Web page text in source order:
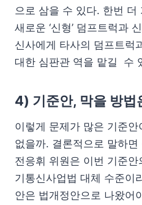
으로 삼을 수 있다. 한번 더
새로운 ‘신형’ 덤프트럭과
신사에게 타사의 덤프트럭
대한 심판관 역을 맡길 수
4) 기준안, 막을 방법
이렇게 문제가 많은 기준
없을까. 결론적으로 말하
전응휘 위원은 이번 기준
기통신사업법 대체 수준이
안은 법개정안으로 나왔어